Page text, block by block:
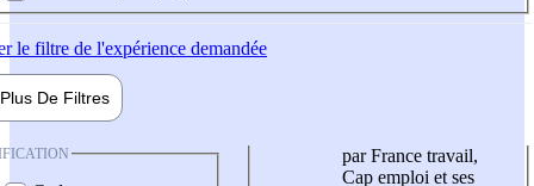
le filtre de l'expérience demandée
Plus De Filtres
par France travail,
Cap emploi et ses